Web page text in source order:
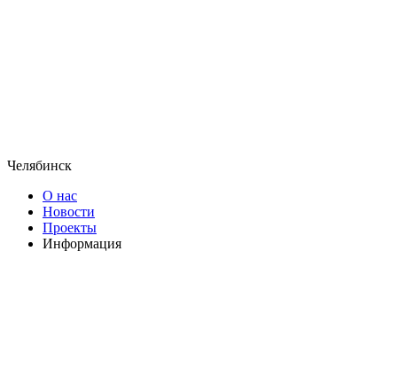
Челябинск
О нас
Новости
Проекты
Информация